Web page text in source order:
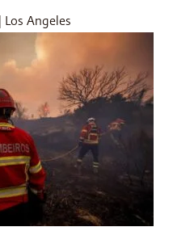
| Los Angeles